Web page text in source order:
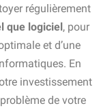
régulièrement
que logiciel , pour
et d’une
En
investissement
de votre